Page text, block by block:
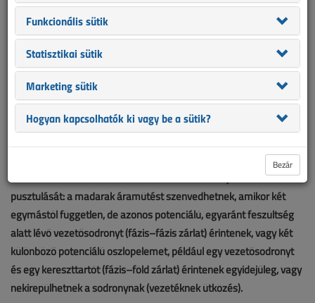
Az elektromos vezetékek kétféle módon okozhatják a madarak
pusztulását: a madarak áramütést szenvedhetnek, amikor két
egymástól független, de azonos potenciálú, egyaránt feszültség
alatt lévő vezetősodronyt (fázis–fázis zárlat) érintenek, vagy két
különböző potenciálú oszlopelemet, például egy vezetősodronyt
és egy kereszttartót (fázis–föld zárlat) érintenek egyidejűleg, vagy
nekirepülhetnek a sodronynak (vezetéknek ütközés).
Funkcionális sütik
Statisztikai sütik
Marketing sütik
Hogyan kapcsolhatók ki vagy be a sütik?
Bezár